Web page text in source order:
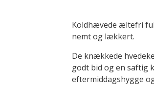
Koldhævede æltefri
nemt og lækkert.
De knækkede
godt bid og en saftig
eftermiddagshygge